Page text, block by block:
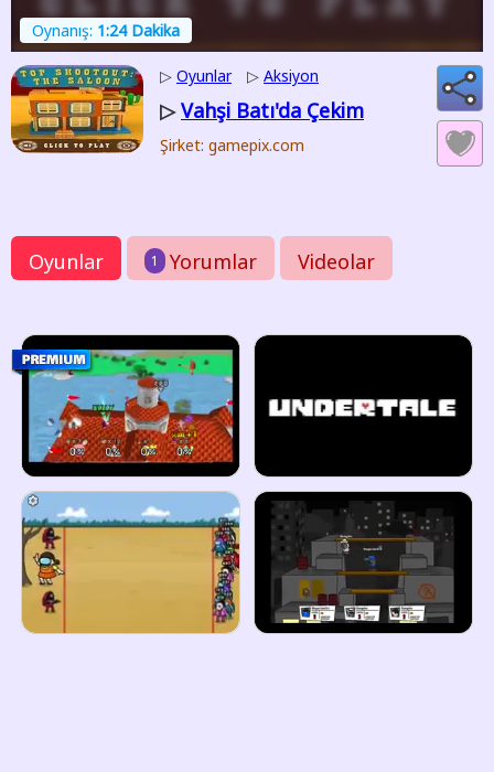
Oynanış: 1:24 Dakika
▷ Oyunlar ▷ Aksiyon
▷Vahşi Batı'da Çekim
Şirket: gamepix.com
Oyunlar 1 Yorumlar Videolar